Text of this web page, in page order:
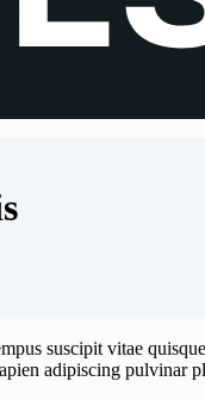
suscipit vitae
adipiscing pulvinar